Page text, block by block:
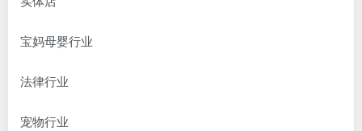
宝妈母婴行业
法律行业
宠物行业